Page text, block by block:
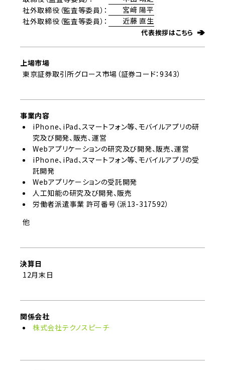
社外取締役（監査等委員）：
宮﨑 陽平
社外取締役（監査等委員）：
近藤 直生
代表挨拶はこちら
上場市場
東京証券取引所グロース市場（証券コード：9343）
事業内容
iPhone、iPad、スマートフォン等、モバイルアプリの研
究及び開発、販売、運営
Webアプリケーションの研究及び開発、販売、運営
iPhone、iPad、スマートフォン等、モバイルアプリの受
託開発
Webアプリケーションの受託開発
人工知能の研究及び開発、販売
労働者派遣事業 許可番号（派13-317592）
他
決算日
12月末日
関係会社
株式会社テクノスピーチ